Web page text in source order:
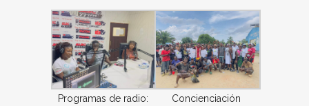
Programas de radio:
Concienciación